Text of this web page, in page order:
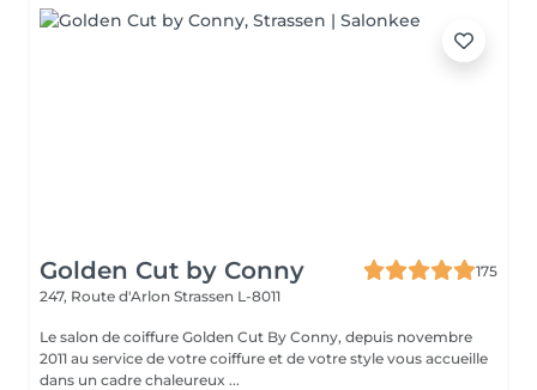
Golden Cut by Conny
175
247, Route d'Arlon Strassen L-8011
Le salon de coiffure Golden Cut By Conny, depuis novembre
2011 au service de votre coiffure et de votre style vous accueille
dans un cadre chaleureux ...